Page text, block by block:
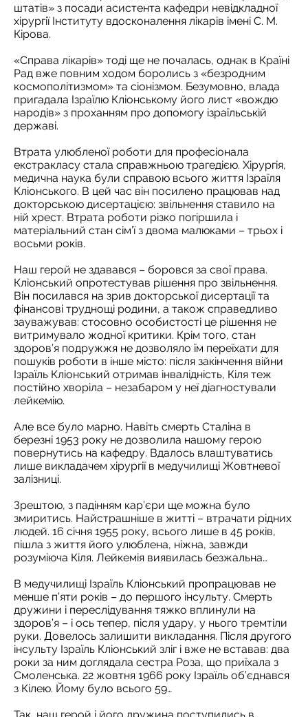
штатів» з посади асистента кафедри невідкладної
хірургії Інституту вдосконалення лікарів імені С. М.
Кірова.
«Справа лікарів» тоді ще не почалась, однак в Країні
Рад вже повним ходом боролись з «безродним
космополітизмом» та сіонізмом. Безумовно, влада
пригадала Ізраїлю Кліонському його лист «вождю
народів» з проханням про допомогу ізраїльській
державі.
Втрата улюбленої роботи для професіонала
екстракласу стала справжньою трагедією. Хірургія,
медична наука були справою всього життя Ізраїля
Кліонського. В цей час він посилено працював над
докторською дисертацією: звільнення ставило на
ній хрест. Втрата роботи різко погіршила і
матеріальний стан сім’ї з двома малюками – трьох і
восьми років.
Наш герой не здавався – боровся за свої права.
Кліонський опротестував рішення про звільнення.
Він посилався на зрив докторської дисертації та
фінансові труднощі родини, а також справедливо
зауважував: стосовно особистості це рішення не
витримувало жодної критики. Крім того, стан
здоров’я подружжя не дозволяло їм переїхати для
пошуків роботи в інше місто: після закінчення війни
Ізраїль Кліонський отримав інвалідність, Кіля теж
постійно хворіла – незабаром у неї діагностували
лейкемію.
Але все було марно. Навіть смерть Сталіна в
березні 1953 року не дозволила нашому герою
повернутись на кафедру. Вдалось влаштуватись
лише викладачем хірургії в медучилищі Жовтневої
залізниці.
Зрештою, з падінням кар’єри ще можна було
змиритись. Найстрашніше в житті – втрачати рідних
людей. 16 січня 1955 року, всього лише в 45 років,
пішла з життя його улюблена, ніжна, завжди
розуміюча Кіля. Лейкемія виявилась безжальна…
В медучилищі Ізраїль Кліонський пропрацював не
менше п’яти років – до першого інсульту. Смерть
дружини і переслідування тяжко вплинули на
здоров’я – і ось тепер, після удару, у нього тремтіли
руки. Довелось залишити викладання. Після другого
інсульту Ізраїль Кліонський зліг і вже не вставав: два
роки за ним доглядала сестра Роза, що приїхала з
Смоленська. 22 жовтня 1966 року Ізраїль об’єднався
з Кілею. Йому було всього 59…